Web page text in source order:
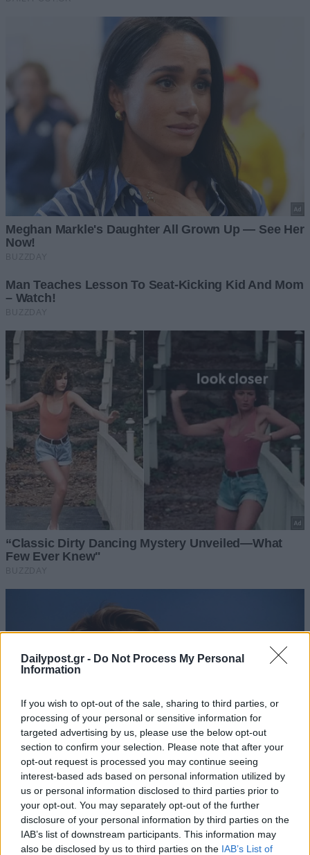
Dailypost.gr - Do Not Process My Personal
Information
If you wish to opt-out of the sale, sharing to third parties, or
processing of your personal or sensitive information for
targeted advertising by us, please use the below opt-out
section to confirm your selection. Please note that after your
opt-out request is processed you may continue seeing
interest-based ads based on personal information utilized by
us or personal information disclosed to third parties prior to
your opt-out. You may separately opt-out of the further
disclosure of your personal information by third parties on the
IAB’s list of downstream participants. This information may
also be disclosed by us to third parties on the IAB’s List of